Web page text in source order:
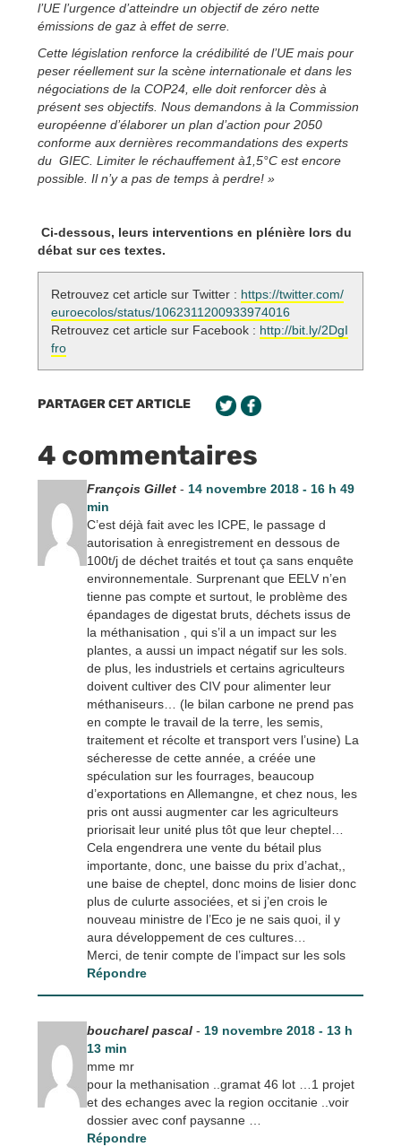
l’UE l’urgence d’atteindre un objectif de zéro nette
émissions de gaz à effet de serre.
Cette législation renforce la crédibilité de l’UE mais pour
peser réellement sur la scène internationale et dans les
négociations de la COP24, elle doit renforcer dès à
présent ses objectifs. Nous demandons à la Commission
européenne d’élaborer un plan d’action pour 2050
conforme aux dernières recommandations des experts
du GIEC. Limiter le réchauffement à1,5°C est encore
possible. Il n’y a pas de temps à perdre! »
Ci-dessous, leurs interventions en plénière lors du
débat sur ces textes.
Retrouvez cet article sur Twitter : https://twitter.com/
euroecolos/status/1062311200933974016
Retrouvez cet article sur Facebook : http://bit.ly/2DgI
fro
PARTAGER CET ARTICLE
4 commentaires
François Gillet- 14 novembre 2018 - 16 h 49
min
C’est déjà fait avec les ICPE, le passage d
autorisation à enregistrement en dessous de
100t/j de déchet traités et tout ça sans enquête
environnementale. Surprenant que EELV n’en
tienne pas compte et surtout, le problème des
épandages de digestat bruts, déchets issus de
la méthanisation , qui s’il a un impact sur les
plantes, a aussi un impact négatif sur les sols.
de plus, les industriels et certains agriculteurs
doivent cultiver des CIV pour alimenter leur
méthaniseurs… (le bilan carbone ne prend pas
en compte le travail de la terre, les semis,
traitement et récolte et transport vers l’usine) La
sécheresse de cette année, a créée une
spéculation sur les fourrages, beaucoup
d’exportations en Allemangne, et chez nous, les
pris ont aussi augmenter car les agriculteurs
priorisait leur unité plus tôt que leur cheptel…
Cela engendrera une vente du bétail plus
importante, donc, une baisse du prix d’achat,,
une baise de cheptel, donc moins de lisier donc
plus de culurte associées, et si j’en crois le
nouveau ministre de l’Eco je ne sais quoi, il y
aura développement de ces cultures…
Merci, de tenir compte de l’impact sur les sols
Répondre
boucharel pascal- 19 novembre 2018 - 13 h
13 min
mme mr
pour la methanisation ..gramat 46 lot …1 projet
et des echanges avec la region occitanie ..voir
dossier avec conf paysanne …
Répondre